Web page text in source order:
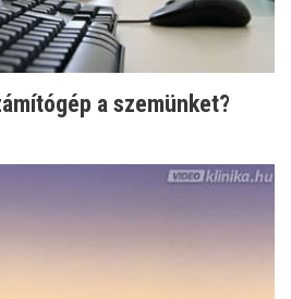
a szemünket?